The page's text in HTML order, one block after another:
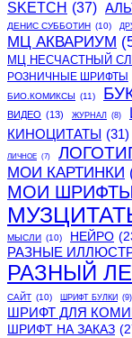
SKETCH (37)
ДЕНИС СУББОТИН (10)
МЦ АКВАРИУМ
МЦ НЕСЧАСТНЫЙ
РОЗНИЧНЫЕ ШРИФТЫ
БИО.КОМИКСЫ (11)
ВИДЕО (13) ЖУРНАЛ (8)
КИНОЦИТАТЫ (31)
ЛИЧНОЕ (7)
МОИ КАРТИНКИ
МОИ ШРИФТЫ
МЫСЛИ (10) НЕЙРО
РАЗНЫЕ
РАЗНЫЙ
САЙТ (10) ШРИФТ БУЛКИ (9)
ШРИФТ ДЛЯ
ШРИФТ НА ЗАКАЗ